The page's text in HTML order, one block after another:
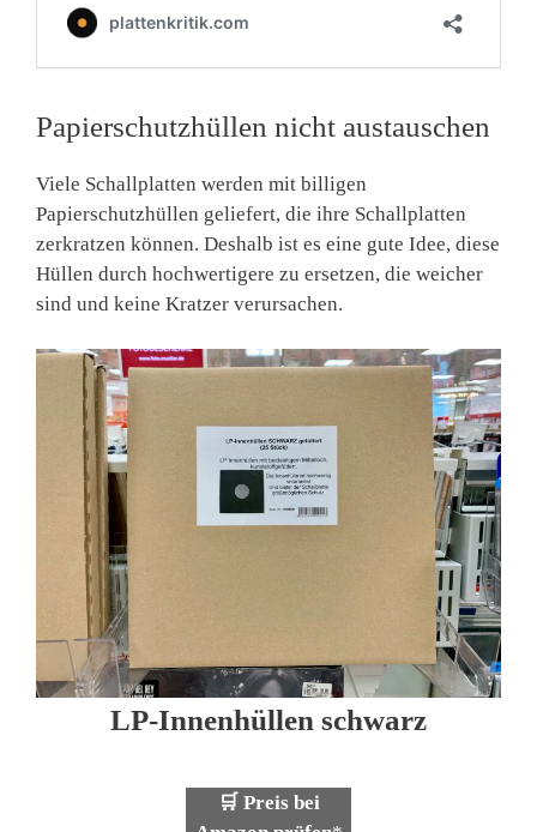
Papierschutzhüllen nicht austauschen
Viele Schallplatten werden mit billigen
Papierschutzhüllen geliefert, die ihre Schallplatten
zerkratzen können. Deshalb ist es eine gute Idee, diese
Hüllen durch hochwertigere zu ersetzen, die weicher
sind und keine Kratzer verursachen.
LP-Innenhüllen schwarz
🛒 Preis bei